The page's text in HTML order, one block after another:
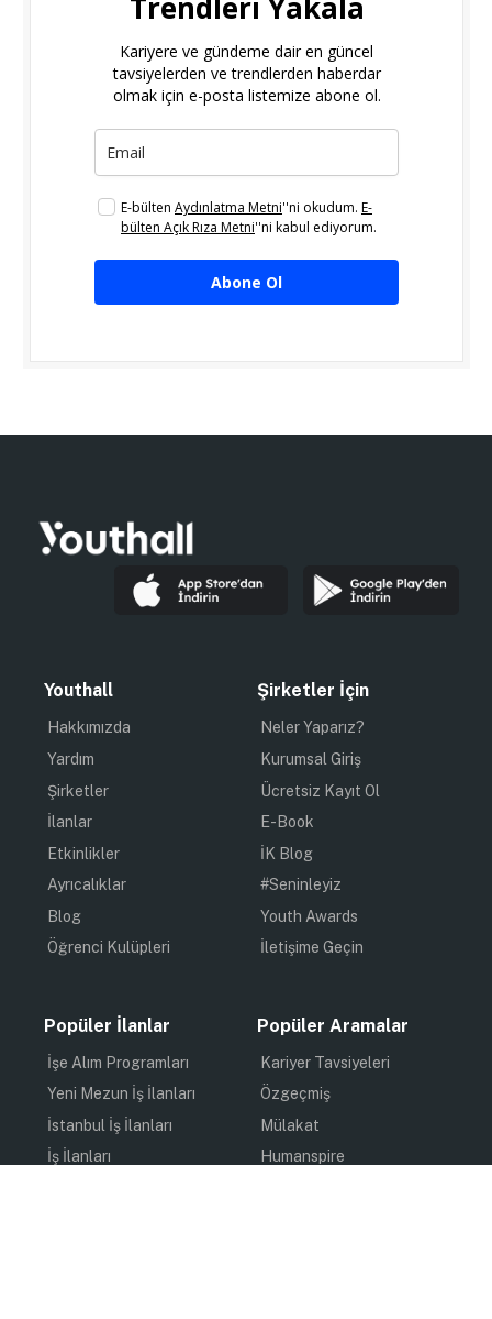
Kariyere ve gündeme dair en güncel
tavsiyelerden ve trendlerden haberdar
olmak için e-posta listemize abone ol.
E-bülten Aydınlatma Metni''ni okudum. E-
bülten Açık Rıza Metni''ni kabul ediyorum.
Abone Ol
Youthall
Hakkımızda
Yardım
Şirketler
İlanlar
Etkinlikler
Ayrıcalıklar
Blog
Öğrenci Kulüpleri
Şirketler İçin
Neler Yaparız?
Kurumsal Giriş
Ücretsiz Kayıt Ol
E-Book
İK Blog
#Seninleyiz
Youth Awards
İletişime Geçin
Popüler İlanlar
İşe Alım Programları
Yeni Mezun İş İlanları
İstanbul İş İlanları
İş İlanları
Popüler Aramalar
Kariyer Tavsiyeleri
Özgeçmiş
Mülakat
Humanspire